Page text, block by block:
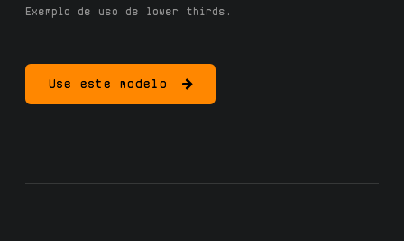
Exemplo de uso de lower thirds.
Use este modelo